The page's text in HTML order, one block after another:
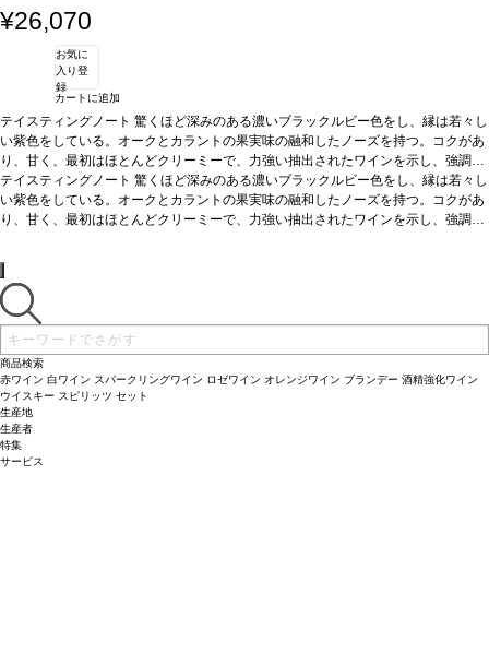
¥26,070
お気に
入り登
録
カートに追加
テイスティングノート 驚くほど深みのある濃いブラックルビー色をし、縁は若々し
い紫色をしている。オークとカラントの果実味の融和したノーズを持つ。コクがあ
り、甘く、最初はほとんどクリーミーで、力強い抽出されたワインを示し、強調さ
れたタンニンがある。力強いと同時に、きれいにバランスが取れており、豊かでト
ースティーなノーズを持ち、バニラの含みと良い酸度が伴う。ミディアムボディ、
きれいにバランスが取れており、しっかりとしていて、オークに包まれたがっしり
テイスティングノート 驚くほど深みのある濃いブラックルビー色をし、縁は若々し
い紫色をしている。オークとカラントの果実味の融和したノーズを持つ。コクがあ
り、甘く、最初はほとんどクリーミーで、力強い抽出されたワインを示し、強調さ
ースティーなノーズを持ち、バニラの含みと良い酸度が伴う。ミディアムボディ、
きれいにバランスが取れており、しっかりとしていて、オークに包まれたがっしり
とした核を持ち、しっかりとし比較的融和した後味がある。
商品検索
赤ワイン 白ワイン スパークリングワイン ロゼワイン オレンジワイン ブランデー 酒精強化ワイン
ウイスキー スピリッツ セット
生産地
生産者
特集
サービス